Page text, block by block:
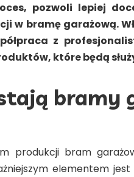
pozwoli lepiej
w bramę garażową.
z
które będą
bramy
produkcji bram
elementem